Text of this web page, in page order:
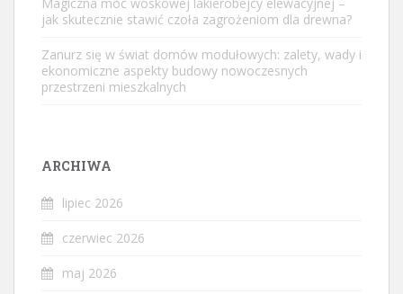
Magiczna moc woskowej lakierobejcy elewacyjnej –
jak skutecznie stawić czoła zagrożeniom dla drewna?
Zanurz się w świat domów modułowych: zalety, wady i
ekonomiczne aspekty budowy nowoczesnych
przestrzeni mieszkalnych
ARCHIWA
lipiec 2026
czerwiec 2026
maj 2026